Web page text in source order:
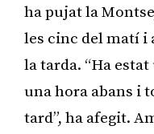
ha pujat la
les cinc del matí i
la tarda. “Ha
una hora abans i
tard”, ha afegit.